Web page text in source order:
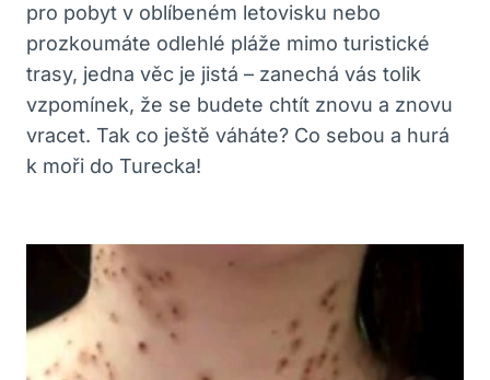
pro pobyt v ⁢oblíbeném letovisku‌ nebo
prozkoumáte odlehlé pláže mimo turistické
‍trasy, jedna věc je jistá – zanechá‌ vás tolik
vzpomínek, že se budete ‌chtít znovu a znovu
vracet. Tak co ještě váháte? Co ⁤sebou a hurá
k ‌moři do Turecka!